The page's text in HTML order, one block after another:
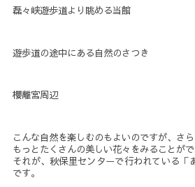
磊々峡遊歩道より眺める当館
遊歩道の途中にある自然のさつき
櫻離宮周辺
こんな自然を楽しむのもよいのですが、さ
もっとたくさんの美しい花々をみることがで
それが、秋保里センターで行われている「
です。